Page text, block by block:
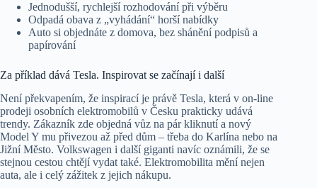
Jednodušší, rychlejší rozhodování při výběru
Odpadá obava z „vyhádání“ horší nabídky
Auto si objednáte z domova, bez shánění podpisů a
papírování
Za příklad dává Tesla. Inspirovat se začínají i další
Není překvapením, že inspirací je právě Tesla, která v on-line
prodeji osobních elektromobilů v Česku prakticky udává
trendy. Zákazník zde objedná vůz na pár kliknutí a nový
Model Y mu přivezou až před dům – třeba do Karlína nebo na
Jižní Město. Volkswagen i další giganti navíc oznámili, že se
stejnou cestou chtějí vydat také. Elektromobilita mění nejen
auta, ale i celý zážitek z jejich nákupu.